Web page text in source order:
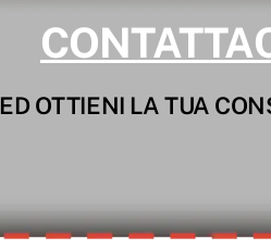
ED OTTIENI LA TUA